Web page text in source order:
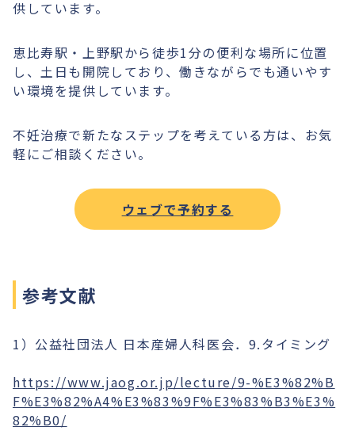
供しています。
恵比寿駅・上野駅から徒歩1分の便利な場所に位置
し、土日も開院しており、働きながらでも通いやす
い環境を提供しています。
不妊治療で新たなステップを考えている方は、お気
軽にご相談ください。
ウェブで予約する
参考文献
1）公益社団法人 日本産婦人科医会．9.タイミング
https://www.jaog.or.jp/lecture/9-%E3%82%B
F%E3%82%A4%E3%83%9F%E3%83%B3%E3%
82%B0/